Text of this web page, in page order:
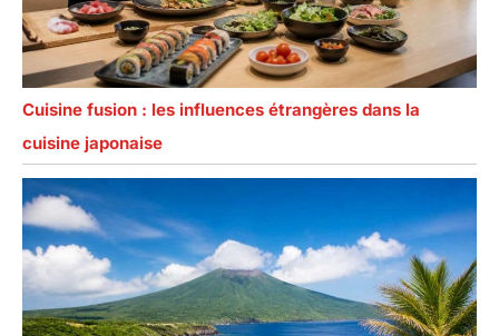
Cuisine fusion : les influences étrangères dans la
cuisine japonaise